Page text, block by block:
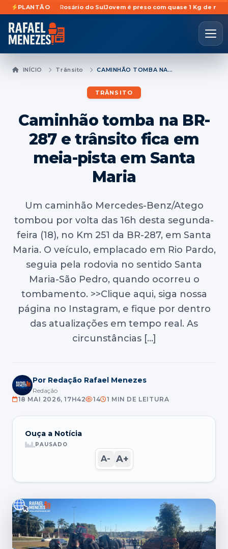
PLANTÃO
em Rosário do SulJovem é preso com quase 1 Kg de maconha
INÍCIO Trânsito CAMINHÃO TOMBA NA BR-287 E TRÂNSITO FICA EM MEIA-PISTA EM SANTA MARIA
TRÂNSITO
Caminhão tomba na BR-
287 e trânsito fica em
meia-pista em Santa
Maria
Um caminhão Mercedes-Benz/Atego
tombou por volta das 16h desta segunda-
feira (18), no Km 251 da BR-287, em Santa
Maria. O veículo, emplacado em Rio Pardo,
seguia pela rodovia no sentido Santa
Maria-São Pedro, quando ocorreu o
tombamento. >>Clique aqui, siga nossa
página no Instagram, e fique por dentro
das atualizações em tempo real. As
circunstâncias […]
Por Redação Rafael Menezes
Redação
18 MAI 2026, 17H42
14 1 MIN DE LEITURA
Ouça a Notícia
PAUSADO
A- A+